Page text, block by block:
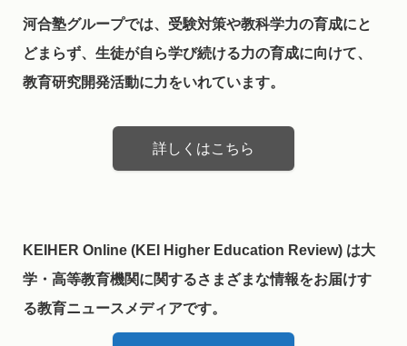
河合塾グループでは、受験対策や教科学力の育成にと
どまらず、生徒が自ら学び続ける力の育成に向けて、
教育研究開発活動に力をいれています。
詳しくはこちら
KEIHER Online (KEI Higher Education Review) は大
学・高等教育機関に関するさまざまな情報をお届けす
る教育ニュースメディアです。